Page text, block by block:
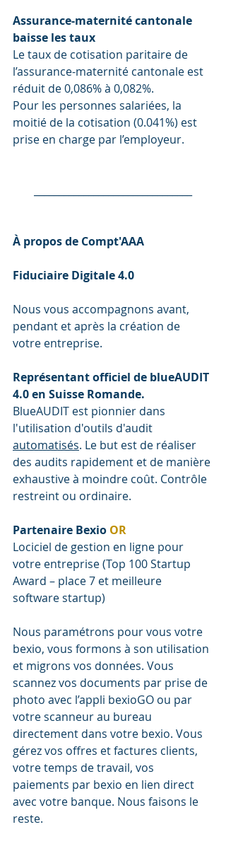
Assurance-maternité cantonale
baisse les taux
Le taux de cotisation paritaire de
l’assurance-maternité cantonale est
réduit de 0,086% à 0,082%.
Pour les personnes salariées, la
moitié de la cotisation (0.041%) est
prise en charge par l’employeur.
À propos de Compt'AAA
Fiduciaire Digitale 4.0
Nous vous accompagnons avant,
pendant et après la création de
votre entreprise.
Représentant officiel de blueAUDIT
4.0 en Suisse Romande.
BlueAUDIT est pionnier dans
l'utilisation d'outils d'audit
automatisés. Le but est de réaliser
des audits rapidement et de manière
exhaustive à moindre coût. Contrôle
restreint ou ordinaire.
Partenaire Bexio OR
Lociciel de gestion en ligne pour
votre entreprise (Top 100 Startup
Award – place 7 et meilleure
software startup)
Nous paramétrons pour vous votre
bexio, vous formons à son utilisation
et migrons vos données. Vous
scannez vos documents par prise de
photo avec l’appli bexioGO ou par
votre scanneur au bureau
directement dans votre bexio. Vous
gérez vos offres et factures clients,
votre temps de travail, vos
paiements par bexio en lien direct
avec votre banque. Nous faisons le
reste.